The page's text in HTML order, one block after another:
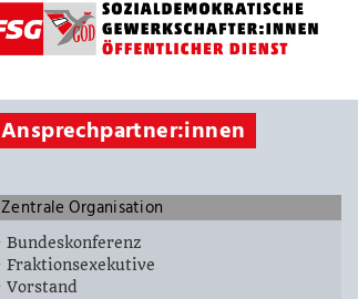
Ansprechpartner:innen
Zentrale Organisation
Bundeskonferenz
Fraktionsexekutive
Vorstand